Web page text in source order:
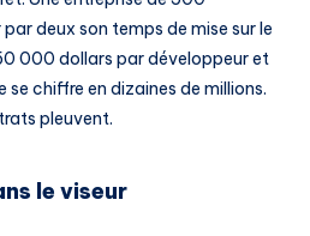
deux son temps de mise sur le
000 dollars par développeur et
se chiffre en dizaines de millions.
pleuvent.
le viseur